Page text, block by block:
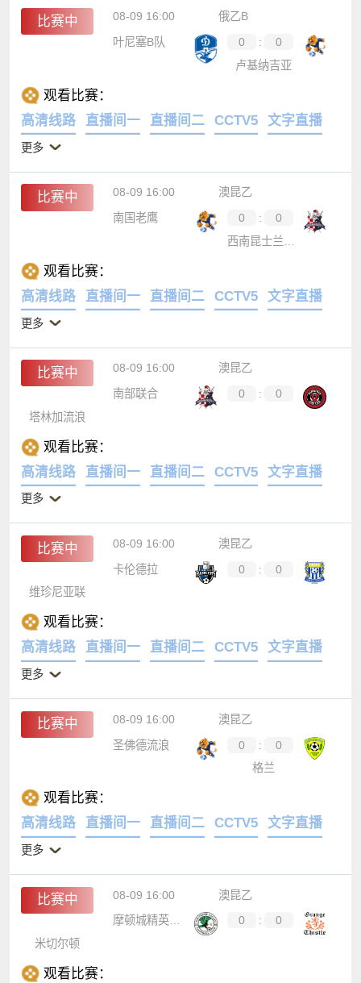
比赛中 08-09 16:00
俄乙B
叶尼塞B队
0 :
0
卢基纳吉亚
观看比赛：
高清线路
直播间一 直播间二 CCTV5 文字直播
更多
比赛中 08-09 16:00
澳昆乙
南国老鹰
0 :
0
观看比赛：
高清线路
直播间一 直播间二 CCTV5 文字直播
更多
比赛中 08-09 16:00
澳昆乙
南部联合
0 :
0
塔林加流浪
观看比赛：
高清线路
直播间一 直播间二 CCTV5 文字直播
更多
比赛中 08-09 16:00
澳昆乙
卡伦德拉
0 :
0
维珍尼亚联
观看比赛：
高清线路
直播间一 直播间二 CCTV5 文字直播
更多
比赛中 08-09 16:00
澳昆乙
圣佛德流浪
0 :
0
格兰
观看比赛：
高清线路
直播间一 直播间二 CCTV5 文字直播
更多
比赛中 08-09 16:00
澳昆乙
摩顿城精英后备队
0 :
0
米切尔顿
观看比赛：